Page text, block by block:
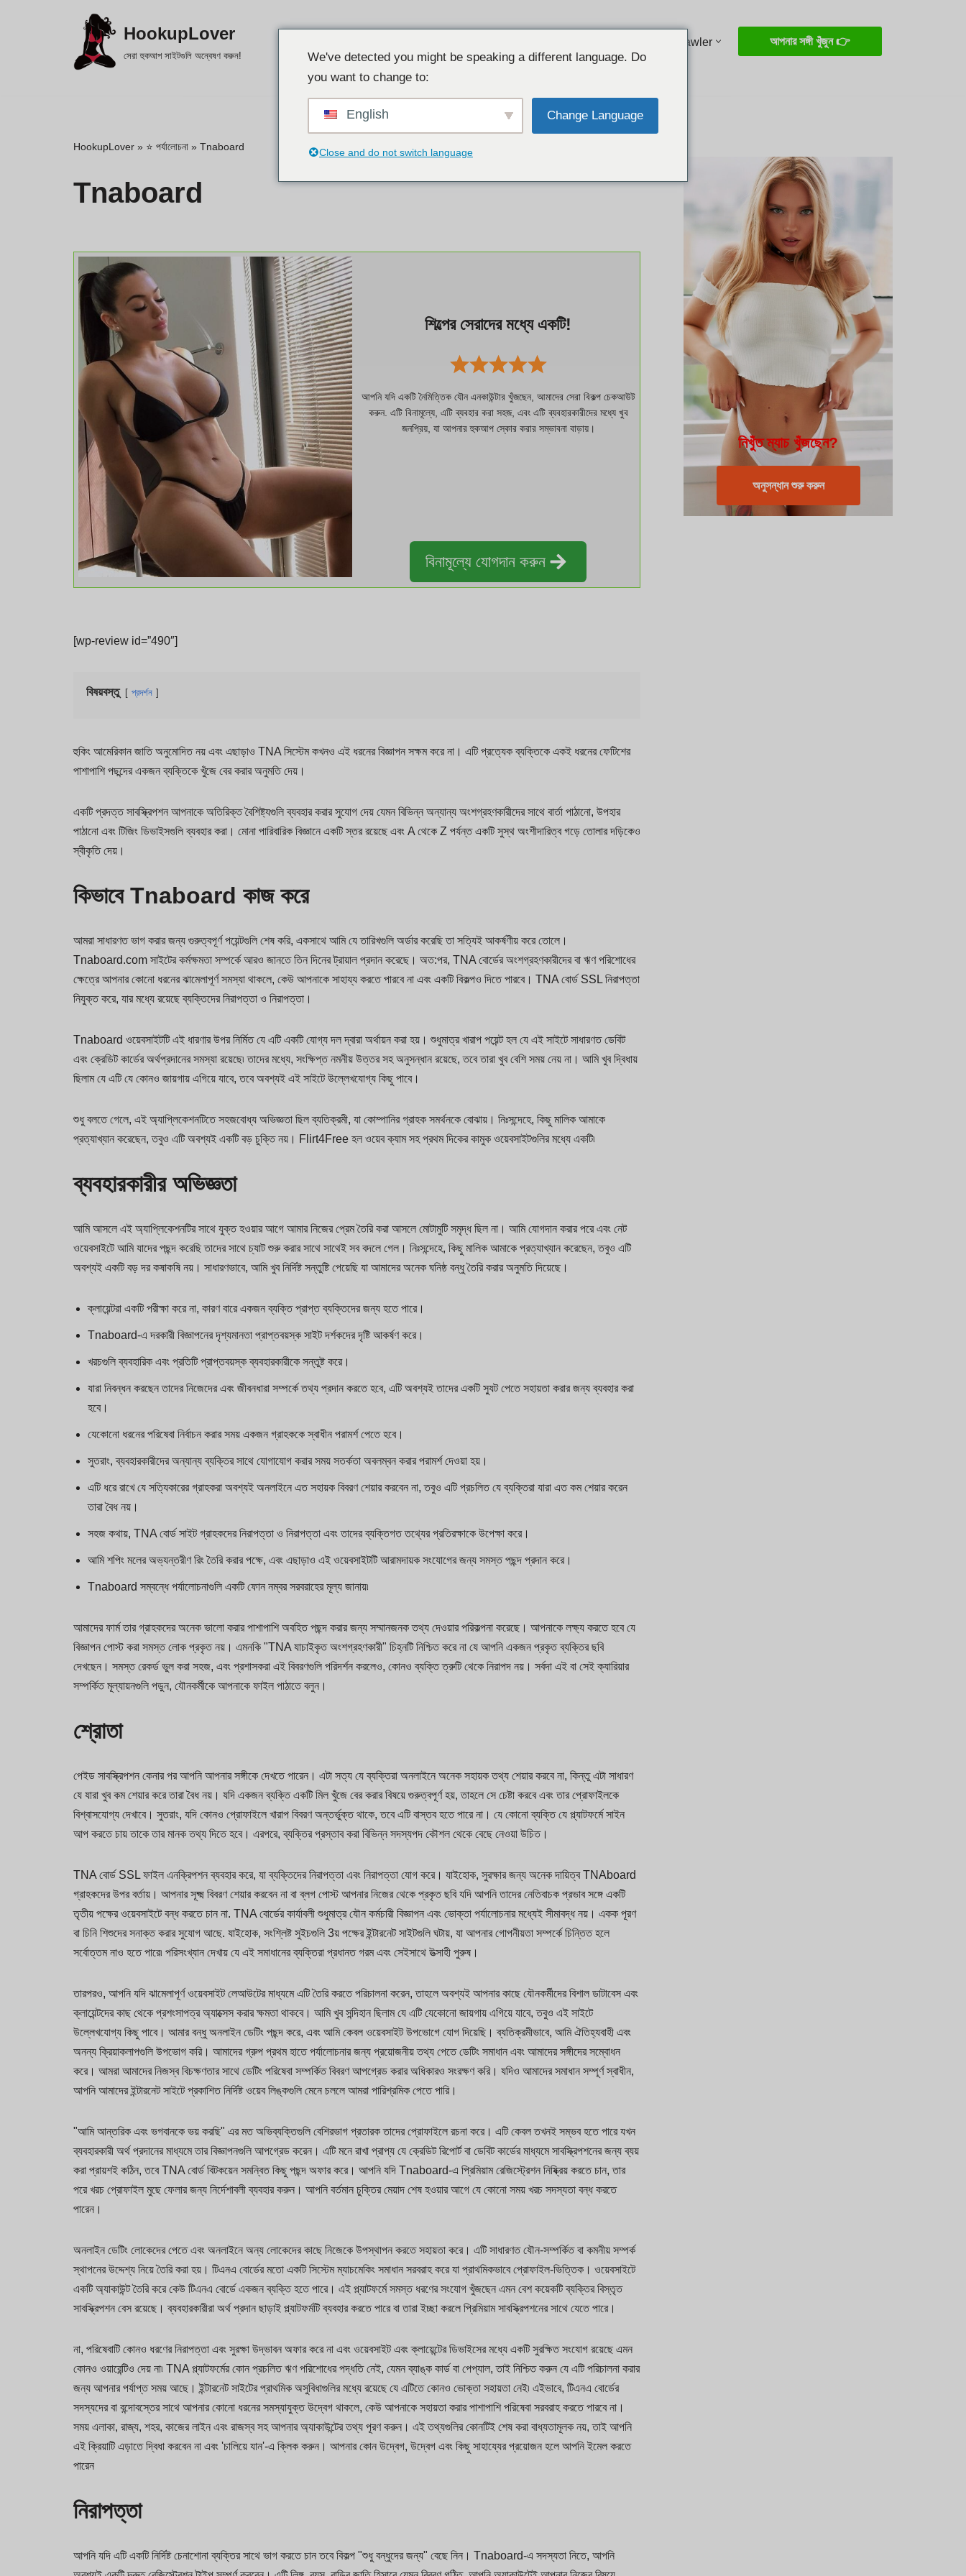
HookupLover
সেরা হুকআপ সাইটগুলি অন্বেষণ করুন!
Listcrawler আপনার সঙ্গী খুঁজুন 👉
HookupLover » ⭐ পর্যালোচনা » Tnaboard
Tnaboard
শিল্পের সেরাদের মধ্যে একটি!
আপনি যদি একটি নৈমিত্তিক যৌন এনকাউন্টার খুঁজছেন, আমাদের সেরা বিকল্প চেকআউট
করুন. এটি বিনামূল্যে, এটি ব্যবহার করা সহজ, এবং এটি ব্যবহারকারীদের মধ্যে খুব
জনপ্রিয়, যা আপনার হুকআপ স্কোর করার সম্ভাবনা বাড়ায়।
বিনামূল্যে যোগদান করুন
[wp-review id=”490″]
বিষয়বস্তু প্রদর্শন
হুকিং আমেরিকান জাতি অনুমোদিত নয় এবং এছাড়াও TNA সিস্টেম কখনও এই ধরনের বিজ্ঞাপন সক্ষম করে না। এটি প্রত্যেক ব্যক্তিকে একই ধরনের ফেটিশের
পাশাপাশি পছন্দের একজন ব্যক্তিকে খুঁজে বের করার অনুমতি দেয়।
একটি প্রদত্ত সাবস্ক্রিপশন আপনাকে অতিরিক্ত বৈশিষ্ট্যগুলি ব্যবহার করার সুযোগ দেয় যেমন বিভিন্ন অন্যান্য অংশগ্রহণকারীদের সাথে বার্তা পাঠানো, উপহার
পাঠানো এবং টিজিং ডিভাইসগুলি ব্যবহার করা। মোনা পারিবারিক বিজ্ঞানে একটি স্তর রয়েছে এবং A থেকে Z পর্যন্ত একটি সুস্থ অংশীদারিত্ব গড়ে তোলার দড়িকেও
স্বীকৃতি দেয়।
কিভাবে Tnaboard কাজ করে
আমরা সাধারণত ভাগ করার জন্য গুরুত্বপূর্ণ পয়েন্টগুলি শেষ করি, একসাথে আমি যে তারিখগুলি অর্ডার করেছি তা সত্যিই আকর্ষণীয় করে তোলে।
Tnaboard.com সাইটের কর্মক্ষমতা সম্পর্কে আরও জানতে তিন দিনের ট্রায়াল প্রদান করেছে। অত:পর, TNA বোর্ডের অংশগ্রহণকারীদের বা ঋণ পরিশোধের
ক্ষেত্রে আপনার কোনো ধরনের ঝামেলাপূর্ণ সমস্যা থাকলে, কেউ আপনাকে সাহায্য করতে পারবে না এবং একটি বিকল্পও দিতে পারবে। TNA বোর্ড SSL নিরাপত্তা
নিযুক্ত করে, যার মধ্যে রয়েছে ব্যক্তিদের নিরাপত্তা ও নিরাপত্তা।
Tnaboard ওয়েবসাইটটি এই ধারণার উপর নির্মিত যে এটি একটি যোগ্য দল দ্বারা অর্থায়ন করা হয়। শুধুমাত্র খারাপ পয়েন্ট হল যে এই সাইটে সাধারণত ডেবিট
এবং ক্রেডিট কার্ডের অর্থপ্রদানের সমস্যা রয়েছে৷ তাদের মধ্যে, সংক্ষিপ্ত নমনীয় উত্তর সহ অনুসন্ধান রয়েছে, তবে তারা খুব বেশি সময় নেয় না। আমি খুব দ্বিধায়
ছিলাম যে এটি যে কোনও জায়গায় এগিয়ে যাবে, তবে অবশ্যই এই সাইটে উল্লেখযোগ্য কিছু পাবে।
শুধু বলতে গেলে, এই অ্যাপ্লিকেশনটিতে সহজবোধ্য অভিজ্ঞতা ছিল ব্যতিক্রমী, যা কোম্পানির গ্রাহক সমর্থনকে বোঝায়। নিঃসন্দেহে, কিছু মালিক আমাকে
প্রত্যাখ্যান করেছেন, তবুও এটি অবশ্যই একটি বড় চুক্তি নয়। Flirt4Free হল ওয়েব ক্যাম সহ প্রথম দিকের কামুক ওয়েবসাইটগুলির মধ্যে একটি৷
ব্যবহারকারীর অভিজ্ঞতা
আমি আসলে এই অ্যাপ্লিকেশনটির সাথে যুক্ত হওয়ার আগে আমার নিজের প্রেম তৈরি করা আসলে মোটামুটি সমৃদ্ধ ছিল না। আমি যোগদান করার পরে এবং নেট
ওয়েবসাইটে আমি যাদের পছন্দ করেছি তাদের সাথে চ্যাট শুরু করার সাথে সাথেই সব বদলে গেল। নিঃসন্দেহে, কিছু মালিক আমাকে প্রত্যাখ্যান করেছেন, তবুও এটি
অবশ্যই একটি বড় দর কষাকষি নয়। সাধারণভাবে, আমি খুব নির্দিষ্ট সন্তুষ্টি পেয়েছি যা আমাদের অনেক ঘনিষ্ঠ বন্ধু তৈরি করার অনুমতি দিয়েছে।
ক্লায়েন্টরা একটি পরীক্ষা করে না, কারণ বারে একজন ব্যক্তি প্রাপ্ত ব্যক্তিদের জন্য হতে পারে।
Tnaboard-এ দরকারী বিজ্ঞাপনের দৃশ্যমানতা প্রাপ্তবয়স্ক সাইট দর্শকদের দৃষ্টি আকর্ষণ করে।
খরচগুলি ব্যবহারিক এবং প্রতিটি প্রাপ্তবয়স্ক ব্যবহারকারীকে সন্তুষ্ট করে।
যারা নিবন্ধন করছেন তাদের নিজেদের এবং জীবনধারা সম্পর্কে তথ্য প্রদান করতে হবে, এটি অবশ্যই তাদের একটি স্যুট পেতে সহায়তা করার জন্য ব্যবহার করা
হবে।
যেকোনো ধরনের পরিষেবা নির্বাচন করার সময় একজন গ্রাহককে স্বাধীন পরামর্শ পেতে হবে।
সুতরাং, ব্যবহারকারীদের অন্যান্য ব্যক্তির সাথে যোগাযোগ করার সময় সতর্কতা অবলম্বন করার পরামর্শ দেওয়া হয়।
এটি ধরে রাখে যে সত্যিকারের গ্রাহকরা অবশ্যই অনলাইনে এত সহায়ক বিবরণ শেয়ার করবেন না, তবুও এটি প্রচলিত যে ব্যক্তিরা যারা এত কম শেয়ার করেন
তারা বৈধ নয়।
সহজ কথায়, TNA বোর্ড সাইট গ্রাহকদের নিরাপত্তা ও নিরাপত্তা এবং তাদের ব্যক্তিগত তথ্যের প্রতিরক্ষাকে উপেক্ষা করে।
আমি শপিং মলের অভ্যন্তরীণ রিং তৈরি করার পক্ষে, এবং এছাড়াও এই ওয়েবসাইটটি আরামদায়ক সংযোগের জন্য সমস্ত পছন্দ প্রদান করে।
Tnaboard সম্বন্ধে পর্যালোচনাগুলি একটি ফোন নম্বর সরবরাহের মূল্য জানায়৷
আমাদের ফার্ম তার গ্রাহকদের অনেক ভালো করার পাশাপাশি অবহিত পছন্দ করার জন্য সম্মানজনক তথ্য দেওয়ার পরিকল্পনা করেছে। আপনাকে লক্ষ্য করতে হবে যে
বিজ্ঞাপন পোস্ট করা সমস্ত লোক প্রকৃত নয়। এমনকি "TNA যাচাইকৃত অংশগ্রহণকারী" চিহ্নটি নিশ্চিত করে না যে আপনি একজন প্রকৃত ব্যক্তির ছবি
দেখছেন। সমস্ত রেকর্ড ভুল করা সহজ, এবং প্রশাসকরা এই বিবরণগুলি পরিদর্শন করলেও, কোনও ব্যক্তি ত্রুটি থেকে নিরাপদ নয়। সর্বদা এই বা সেই ক্যারিয়ার
সম্পর্কিত মূল্যায়নগুলি পড়ুন, যৌনকর্মীকে আপনাকে ফাইল পাঠাতে বলুন।
শ্রোতা
পেইড সাবস্ক্রিপশন কেনার পর আপনি আপনার সঙ্গীকে দেখতে পারেন। এটা সত্য যে ব্যক্তিরা অনলাইনে অনেক সহায়ক তথ্য শেয়ার করবে না, কিন্তু এটা সাধারণ
যে যারা খুব কম শেয়ার করে তারা বৈধ নয়। যদি একজন ব্যক্তি একটি মিল খুঁজে বের করার বিষয়ে গুরুত্বপূর্ণ হয়, তাহলে সে চেষ্টা করবে এবং তার প্রোফাইলকে
বিশ্বাসযোগ্য দেখাবে। সুতরাং, যদি কোনও প্রোফাইলে খারাপ বিবরণ অন্তর্ভুক্ত থাকে, তবে এটি বাস্তব হতে পারে না। যে কোনো ব্যক্তি যে প্ল্যাটফর্মে সাইন
আপ করতে চায় তাকে তার মানক তথ্য দিতে হবে। এরপরে, ব্যক্তির প্রস্তাব করা বিভিন্ন সদস্যপদ কৌশল থেকে বেছে নেওয়া উচিত।
TNA বোর্ড SSL ফাইল এনক্রিপশন ব্যবহার করে, যা ব্যক্তিদের নিরাপত্তা এবং নিরাপত্তা যোগ করে। যাইহোক, সুরক্ষার জন্য অনেক দায়িত্ব TNAboard
গ্রাহকদের উপর বর্তায়। আপনার সূক্ষ্ম বিবরণ শেয়ার করবেন না বা ব্লগ পোস্ট আপনার নিজের থেকে প্রকৃত ছবি যদি আপনি তাদের নেতিবাচক প্রভাব সঙ্গে একটি
তৃতীয় পক্ষের ওয়েবসাইটে বন্ধ করতে চান না. TNA বোর্ডের কার্যাবলী শুধুমাত্র যৌন কর্মচারী বিজ্ঞাপন এবং ভোক্তা পর্যালোচনার মধ্যেই সীমাবদ্ধ নয়। একক পূরণ
বা চিনি শিশুদের সনাক্ত করার সুযোগ আছে. যাইহোক, সংশ্লিষ্ট সুইচগুলি 3য় পক্ষের ইন্টারনেট সাইটগুলি ঘটায়, যা আপনার গোপনীয়তা সম্পর্কে চিন্তিত হলে
সর্বোত্তম নাও হতে পারে৷ পরিসংখ্যান দেখায় যে এই সমাধানের ব্যক্তিরা প্রধানত গরম এবং সেইসাথে উত্সাহী পুরুষ।
তারপরও, আপনি যদি ঝামেলাপূর্ণ ওয়েবসাইট লেআউটের মাধ্যমে এটি তৈরি করতে পরিচালনা করেন, তাহলে অবশ্যই আপনার কাছে যৌনকর্মীদের বিশাল ডাটাবেস এবং
ক্লায়েন্টদের কাছ থেকে প্রশংসাপত্র অ্যাক্সেস করার ক্ষমতা থাকবে। আমি খুব সন্দিহান ছিলাম যে এটি যেকোনো জায়গায় এগিয়ে যাবে, তবুও এই সাইটে
উল্লেখযোগ্য কিছু পাবে। আমার বন্ধু অনলাইন ডেটিং পছন্দ করে, এবং আমি কেবল ওয়েবসাইট উপভোগে যোগ দিয়েছি। ব্যতিক্রমীভাবে, আমি ঐতিহ্যবাহী এবং
অনন্য ক্রিয়াকলাপগুলি উপভোগ করি। আমাদের গ্রুপ প্রথম হাতে পর্যালোচনার জন্য প্রয়োজনীয় তথ্য পেতে ডেটিং সমাধান এবং আমাদের সঙ্গীদের সম্বোধন
করে। আমরা আমাদের নিজস্ব বিচক্ষণতার সাথে ডেটিং পরিষেবা সম্পর্কিত বিবরণ আপগ্রেড করার অধিকারও সংরক্ষণ করি। যদিও আমাদের সমাধান সম্পূর্ণ স্বাধীন,
আপনি আমাদের ইন্টারনেট সাইটে প্রকাশিত নির্দিষ্ট ওয়েব লিঙ্কগুলি মেনে চললে আমরা পারিশ্রমিক পেতে পারি।
"আমি আন্তরিক এবং ভগবানকে ভয় করছি" এর মত অভিব্যক্তিগুলি বেশিরভাগ প্রতারক তাদের প্রোফাইলে রচনা করে। এটি কেবল তখনই সম্ভব হতে পারে যখন
ব্যবহারকারী অর্থ প্রদানের মাধ্যমে তার বিজ্ঞাপনগুলি আপগ্রেড করেন। এটি মনে রাখা প্রাপ্য যে ক্রেডিট রিপোর্ট বা ডেবিট কার্ডের মাধ্যমে সাবস্ক্রিপশনের জন্য ব্যয়
করা প্রায়শই কঠিন, তবে TNA বোর্ড বিটকয়েন সমন্বিত কিছু পছন্দ অফার করে। আপনি যদি Tnaboard-এ প্রিমিয়াম রেজিস্ট্রেশন নিষ্ক্রিয় করতে চান, তার
পরে খরচ প্রোফাইল মুছে ফেলার জন্য নির্দেশাবলী ব্যবহার করুন। আপনি বর্তমান চুক্তির মেয়াদ শেষ হওয়ার আগে যে কোনো সময় খরচ সদস্যতা বন্ধ করতে
পারেন।
অনলাইন ডেটিং লোকেদের পেতে এবং অনলাইনে অন্য লোকেদের কাছে নিজেকে উপস্থাপন করতে সহায়তা করে। এটি সাধারণত যৌন-সম্পর্কিত বা কমনীয় সম্পর্ক
স্থাপনের উদ্দেশ্য নিয়ে তৈরি করা হয়। টিএনএ বোর্ডের মতো একটি সিস্টেম ম্যাচমেকিং সমাধান সরবরাহ করে যা প্রাথমিকভাবে প্রোফাইল-ভিত্তিক। ওয়েবসাইটে
একটি অ্যাকাউন্ট তৈরি করে কেউ টিএনএ বোর্ডে একজন ব্যক্তি হতে পারে। এই প্ল্যাটফর্মে সমস্ত ধরণের সংযোগ খুঁজছেন এমন বেশ কয়েকটি ব্যক্তির বিস্তৃত
সাবস্ক্রিপশন বেস রয়েছে। ব্যবহারকারীরা অর্থ প্রদান ছাড়াই প্ল্যাটফর্মটি ব্যবহার করতে পারে বা তারা ইচ্ছা করলে প্রিমিয়াম সাবস্ক্রিপশনের সাথে যেতে পারে।
না, পরিষেবাটি কোনও ধরণের নিরাপত্তা এবং সুরক্ষা উদ্ভাবন অফার করে না এবং ওয়েবসাইট এবং ক্লায়েন্টের ডিভাইসের মধ্যে একটি সুরক্ষিত সংযোগ রয়েছে এমন
কোনও ওয়ারেন্টিও দেয় না৷ TNA প্ল্যাটফর্মের কোন প্রচলিত ঋণ পরিশোধের পদ্ধতি নেই, যেমন ব্যাঙ্ক কার্ড বা পেপ্যাল, তাই নিশ্চিত করুন যে এটি পরিচালনা করার
জন্য আপনার পর্যাপ্ত সময় আছে। ইন্টারনেট সাইটের প্রাথমিক অসুবিধাগুলির মধ্যে রয়েছে যে এটিতে কোনও ভোক্তা সহায়তা নেই৷ এইভাবে, টিএনএ বোর্ডের
সদস্যদের বা বন্দোবস্তের সাথে আপনার কোনো ধরনের সমস্যাযুক্ত উদ্বেগ থাকলে, কেউ আপনাকে সহায়তা করার পাশাপাশি পরিষেবা সরবরাহ করতে পারবে না।
সময় এলাকা, রাজ্য, শহর, কাজের লাইন এবং রাজস্ব সহ আপনার অ্যাকাউন্টের তথ্য পূরণ করুন। এই তথ্যগুলির কোনটিই শেষ করা বাধ্যতামূলক নয়, তাই আপনি
এই ক্রিয়াটি এড়াতে দ্বিধা করবেন না এবং 'চালিয়ে যান'-এ ক্লিক করুন। আপনার কোন উদ্বেগ, উদ্বেগ এবং কিছু সাহায্যের প্রয়োজন হলে আপনি ইমেল করতে
পারেন
নিরাপত্তা
আপনি যদি এটি একটি নির্দিষ্ট চেনাশোনা ব্যক্তির সাথে ভাগ করতে চান তবে বিকল্প "শুধু বন্ধুদের জন্য" বেছে নিন। Tnaboard-এ সদস্যতা নিতে, আপনি
নিখুঁত ম্যাচ খুঁজছেন?
অনুসন্ধান শুরু করুন
We've detected you might be speaking a different language. Do
you want to change to:
English Change Language
Close and do not switch language